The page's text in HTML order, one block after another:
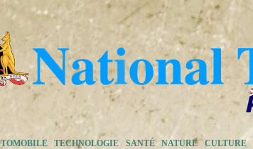
TECHNOLOGIE SANTÉ NATURE CULTURE